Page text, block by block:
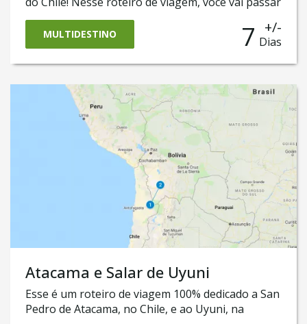
pela sua capital, Santiago, e vinhedos mais
espetaculares da região. Em seguida, vai cruzar a
Cordilheira dos Andes até chegar em San Pedro
de Atacama, um dos principais destinos do país,
da região.
MULTIDESTINO 7 +/-
Dias
Atacama e Salar de Uyuni
Esse é um roteiro de viagem 100% dedicado a San
Pedro de Atacama, no Chile, e ao Uyuni, na